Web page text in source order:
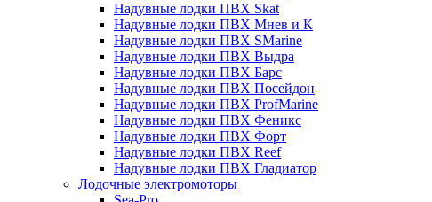
Надувные лодки ПВХ Skat
Надувные лодки ПВХ Мнев и К
Надувные лодки ПВХ SMarine
Надувные лодки ПВХ Выдра
Надувные лодки ПВХ Барс
Надувные лодки ПВХ Посейдон
Надувные лодки ПВХ ProfMarine
Надувные лодки ПВХ Феникс
Надувные лодки ПВХ Форт
Надувные лодки ПВХ Reef
Надувные лодки ПВХ Гладиатор
Лодочные электромоторы